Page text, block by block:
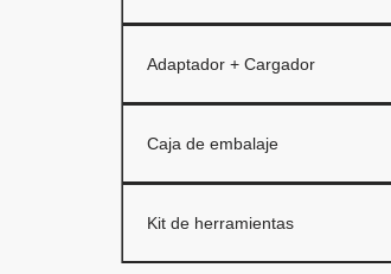
Adaptador + Cargador
Caja de embalaje
Kit de herramientas